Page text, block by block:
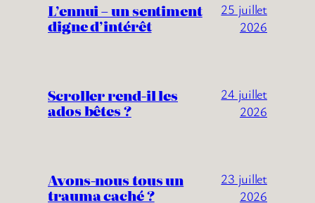
L’ennui – un sentiment
digne d’intérêt
25 juillet
2026
Scroller rend-il les
ados bêtes ?
24 juillet
2026
Avons-nous tous un
trauma caché ?
23 juillet
2026